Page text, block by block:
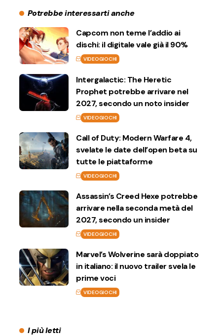
Potrebbe interessarti anche
Capcom non teme l’addio ai
dischi: il digitale vale già il 90%
VIDEOGIOCHI
Intergalactic: The Heretic
Prophet potrebbe arrivare nel
2027, secondo un noto insider
VIDEOGIOCHI
Call of Duty: Modern Warfare 4,
svelate le date dell’open beta su
tutte le piattaforme
VIDEOGIOCHI
Assassin’s Creed Hexe potrebbe
arrivare nella seconda metà del
2027, secondo un insider
VIDEOGIOCHI
Marvel’s Wolverine sarà doppiato
in italiano: il nuovo trailer svela le
prime voci
VIDEOGIOCHI
I più letti